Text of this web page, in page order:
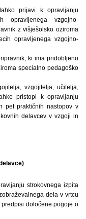
prijavi k opravljanju
opravljenega vzgojno-
z višješolsko oziroma
opravljenega vzgojno-
ki ima pridobljeno
specialno pedagoško
vzgojitelja, učitelja,
pristopi k opravljanju
pet praktičnih nastopov v
delavcev v vzgoji in
strokovnega izpita
dela v vrtcu
določene pogoje o